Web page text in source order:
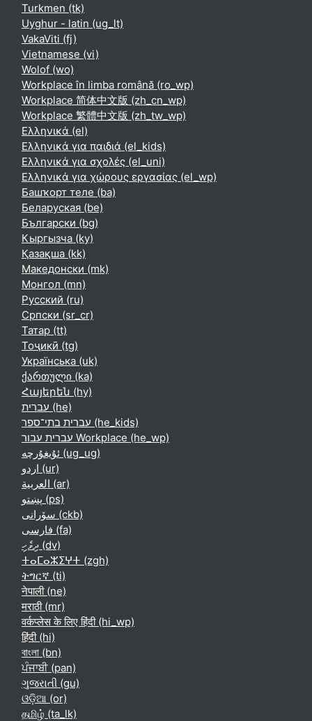
Turkmen ‎(tk)‎
Uyghur - latin ‎(ug_lt)‎
VakaViti ‎(fj)‎
Vietnamese ‎(vi)‎
Wolof ‎(wo)‎
Workplace în limba română ‎(ro_wp)‎
Workplace 简体中文版 ‎(zh_cn_wp)‎
Workplace 繁體中文版 ‎(zh_tw_wp)‎
Ελληνικά ‎(el)‎
Ελληνικά για παιδιά ‎(el_kids)‎
Ελληνικά για σχολές ‎(el_uni)‎
Ελληνικά για χώρους εργασίας ‎(el_wp)‎
Башҡорт теле ‎(ba)‎
Беларуская ‎(be)‎
Български ‎(bg)‎
Кыргызча ‎(ky)‎
Қазақша ‎(kk)‎
Македонски ‎(mk)‎
Монгол ‎(mn)‎
Русский ‎(ru)‎
Српски ‎(sr_cr)‎
Татар ‎(tt)‎
Тоҷикӣ ‎(tg)‎
Українська ‎(uk)‎
ქართული ‎(ka)‎
Հայերեն ‎(hy)‎
עברית ‎(he)‎
עברית בתי־ספר ‎(he_kids)‎
עברית עבור Workplace ‎(he_wp)‎
ئۇيغۇرچە ‎(ug_ug)‎
اردو ‎(ur)‎
العربية ‎(ar)‎
پښتو ‎(ps)‎
سۆرانی ‎(ckb)‎
فارسی ‎(fa)‎
ދިވެހި ‎(dv)‎
ⵜⴰⵎⴰⵣⵉⵖⵜ ‎(zgh)‎
ትግርኛ ‎(ti)‎
नेपाली ‎(ne)‎
मराठी ‎(mr)‎
वर्कप्लेस के लिए हिंदी ‎(hi_wp)‎
हिंदी ‎(hi)‎
বাংলা ‎(bn)‎
ਪੰਜਾਬੀ ‎(pan)‎
ગુજરાતી ‎(gu)‎
ଓଡ଼ିଆ ‎(or)‎
தமிழ் ‎(ta_lk)‎